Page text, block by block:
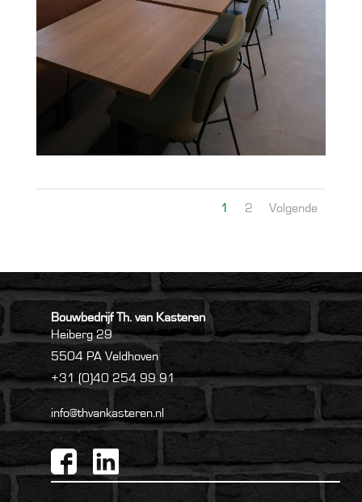
1 2 Volgende
Bouwbedrijf Th. van Kasteren
Heiberg 29
5504 PA Veldhoven
+31 (0)40 254 99 91
info@thvankasteren.nl